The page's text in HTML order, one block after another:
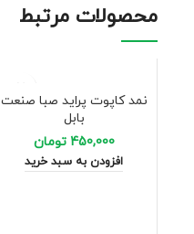
محصولات مرتبط
نمد کاپوت پراید صبا صنعت
بابل
450,000 تومان
افزودن به سبد خرید